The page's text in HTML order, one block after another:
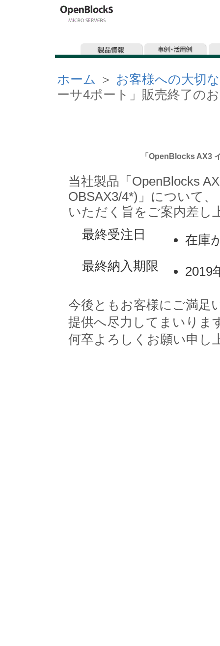
ホーム ＞ お客様への大切
ーサ4ポート」販売終了の
「OpenBlocks AX3
当社製品「OpenBlocks
OBSAX3/4*)」について
いただく旨をご案内差し
最終受注日
在庫
最終納入期限
2019
今後ともお客様にご満足
提供へ尽力してまいりま
何卒よろしくお願い申し